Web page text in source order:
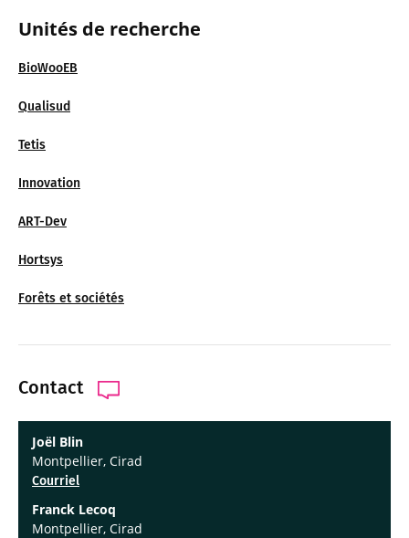
Unités de recherche
BioWooEB
Qualisud
Tetis
Innovation
ART-Dev
Hortsys
Forêts et sociétés
Contact
Joël Blin
Montpellier, Cirad
Courriel
Franck Lecoq
Montpellier, Cirad